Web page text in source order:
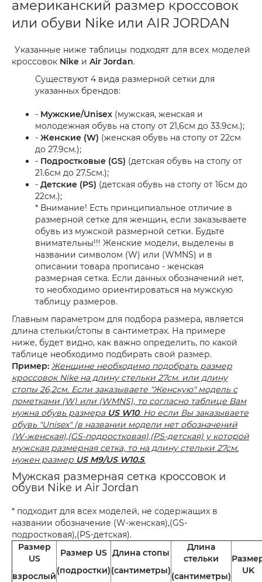
американский размер кроссовок
или обуви Nike или AIR JORDAN
Указанные ниже таблицы подходят для всех моделей
кроссовок Nike и Air Jordan.
Существуют 4 вида размерной сетки для
указанных брендов:
- Мужские/Unisex (мужская, женская и
молодежная обувь на стопу от 21,6см до 33.9см.);
- Женские (W) (женская обувь на стопу от 22см
до 27.9см.);
- Подростковые (GS) (детская обувь на стопу от
21.6см до 27.5см.);
- Детские (PS) (детская обувь на стопу от 16см до
22см.);
* Внимание! Есть принципиальное отличие в
размерной сетке для женщин, если заказываете
обувь из мужской размерной сетки. Будьте
внимательны!!! Женские модели, выделены в
названии символом (W) или (WMNS) и в
описании товара прописано - женская
размерная сетка. Если данных обозначений нет,
то необходимо ориентироваться на мужскую
таблицу размеров.
Главным параметром для подбора размера, является
длина стельки/стопы в сантиметрах. На примере
ниже, будет видно, как важно определить, по какой
таблице необходимо подбирать свой размер.
Пример: Женщине необходимо подобрать размер
кроссовок Nike на длину стельки 27см. или длину
стопы 26,2см. Если заказываете "Женскую" модель с
пометками (W) или (WMNS), то согласно таблице Вам
нужна обувь размера US W10. Но если Вы заказываете
обувь "Unisex" (в названии модели нет обозначений
(W-женская),(GS-подростковая),(PS-детская) у которой
мужская размерная сетка, то на длину стельки 27см.
нужен размер US M9/US W10.5.
Мужская размерная сетка кроссовок и
обуви Nike и Air Jordan
* подходит для всех моделей, не содержащих в
названии обозначение (W-женская),(GS-
подростковая),(PS-детская).
Размер
US
взрослый
Размер US
(подростки)
Длина стопы
(сантиметры)
Длина
стельки
(сантиметры)
UK